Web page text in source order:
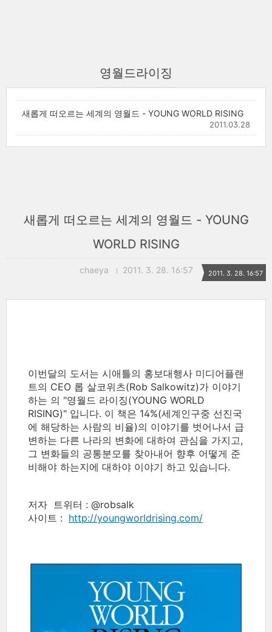
영월드라이징
새롭게 떠오르는 세계의 영월드 - YOUNG WORLD RISING
2011.03.28
새롭게 떠오르는 세계의 영월드 - YOUNG
WORLD RISING
chaeya 2011. 3. 28. 16:57 2011. 3. 28. 16:57
이번달의 도서는 시애틀의 홍보대행사 미디어플랜
트의 CEO 롭 살코위츠(Rob Salkowitz)가 이야기
하는 의 "영월드 라이징(YOUNG WORLD
RISING)" 입니다. 이 책은 14%(세계인구중 선진국
에 해당하는 사람의 비율)의 이야기를 벗어나서 급
변하는 다른 나라의 변화에 대하여 관심을 가지고,
그 변화들의 공통분모를 찾아내어 향후 어떻게 준
비해야 하는지에 대하야 이야기 하고 있습니다.
저자 트위터 : @robsalk
사이트 : http://youngworldrising.com/